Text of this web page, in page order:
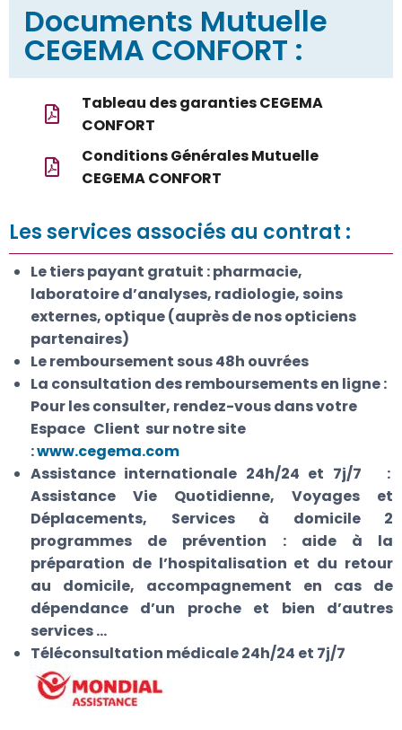
Documents Mutuelle
CEGEMA CONFORT :
Tableau des garanties CEGEMA
CONFORT
Conditions Générales Mutuelle
CEGEMA CONFORT
Les services associés au contrat :
Le tiers payant gratuit : pharmacie,
laboratoire d’analyses, radiologie, soins
externes, optique (auprès de nos opticiens
partenaires)
Le remboursement sous 48h ouvrées
La consultation desremboursements en ligne:
Pour les consulter, rendez-vous dans votre
Espace Client sur notre site
:www.cegema.com
Assistance internationale 24h/24 et 7j/7
:
Assistance Vie Quotidienne, Voyages et
Déplacements, Services à domicile 2
programmes de prévention : aide à la
préparation de l’hospitalisation et du retour
au domicile, accompagnement en cas de
dépendance d’un proche et bien d’autres
services …
Téléconsultation médicale 24h/24 et 7j/7